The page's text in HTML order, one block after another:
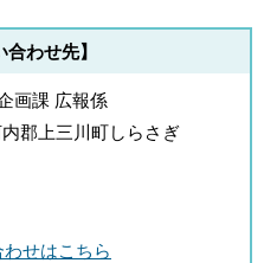
わせ先】
画課 広報係
郡上三川町しらさぎ
せはこちら